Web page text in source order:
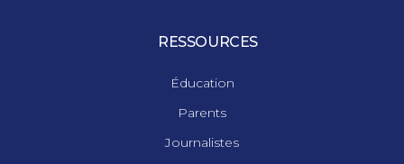
RESSOURCES
Éducation
Parents
Journalistes